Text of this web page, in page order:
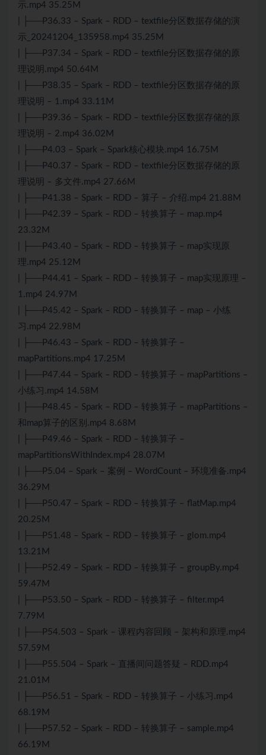
示.mp4 35.25M
| ├──P36.33 – Spark – RDD – textfile分区数据存储的演
示_20241204_135958.mp4 35.25M
| ├──P37.34 – Spark – RDD – textfile分区数据存储的原
理说明.mp4 50.64M
| ├──P38.35 – Spark – RDD – textfile分区数据存储的原
理说明 – 1.mp4 33.11M
| ├──P39.36 – Spark – RDD – textfile分区数据存储的原
理说明 – 2.mp4 36.02M
| ├──P4.03 – Spark – Spark核心模块.mp4 16.75M
| ├──P40.37 – Spark – RDD – textfile分区数据存储的原
理说明 – 多文件.mp4 27.66M
| ├──P41.38 – Spark – RDD – 算子 – 介绍.mp4 21.88M
| ├──P42.39 – Spark – RDD – 转换算子 – map.mp4
23.32M
| ├──P43.40 – Spark – RDD – 转换算子 – map实现原
理.mp4 25.12M
| ├──P44.41 – Spark – RDD – 转换算子 – map实现原理 –
1.mp4 24.97M
| ├──P45.42 – Spark – RDD – 转换算子 – map – 小练
习.mp4 22.98M
| ├──P46.43 – Spark – RDD – 转换算子 –
mapPartitions.mp4 17.25M
| ├──P47.44 – Spark – RDD – 转换算子 – mapPartitions –
小练习.mp4 14.58M
| ├──P48.45 – Spark – RDD – 转换算子 – mapPartitions –
和map算子的区别.mp4 8.68M
| ├──P49.46 – Spark – RDD – 转换算子 –
mapPartitionsWithIndex.mp4 28.07M
| ├──P5.04 – Spark – 案例 – WordCount – 环境准备.mp4
36.29M
| ├──P50.47 – Spark – RDD – 转换算子 – flatMap.mp4
20.25M
| ├──P51.48 – Spark – RDD – 转换算子 – glom.mp4
13.21M
| ├──P52.49 – Spark – RDD – 转换算子 – groupBy.mp4
59.47M
| ├──P53.50 – Spark – RDD – 转换算子 – filter.mp4
7.79M
| ├──P54.503 – Spark – 课程内容回顾 – 架构和原理.mp4
57.59M
| ├──P55.504 – Spark – 直播间问题答疑 – RDD.mp4
21.01M
| ├──P56.51 – Spark – RDD – 转换算子 – 小练习.mp4
68.19M
| ├──P57.52 – Spark – RDD – 转换算子 – sample.mp4
66.19M